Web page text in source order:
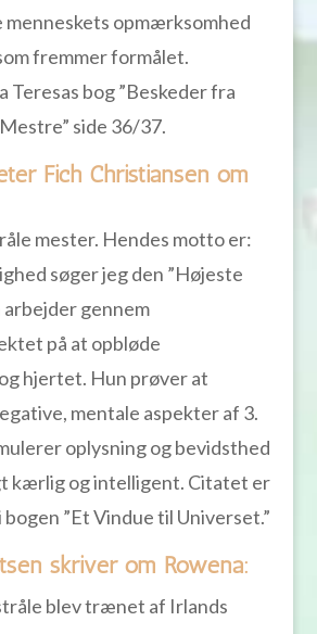
opmærksomhed
fremmer formålet.
Teresas bog ”Beskeder fra
side 36/37.
Fich Christiansen om
mester. Hendes motto er:
søger jeg den ”Højeste
arbejder gennem
på at opbløde
hjertet. Hun prøver at
mentale aspekter af 3.
oplysning og bevidsthed
kærlig og intelligent. Citatet er
”Et Vindue til Universet.”
skriver om Rowena:
blev trænet af Irlands